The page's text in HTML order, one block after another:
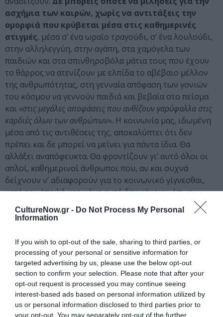
CultureNow.gr - Do Not Process My Personal
Information
If you wish to opt-out of the sale, sharing to third parties, or
processing of your personal or sensitive information for
targeted advertising by us, please use the below opt-out
section to confirm your selection. Please note that after your
opt-out request is processed you may continue seeing
interest-based ads based on personal information utilized by
us or personal information disclosed to third parties prior to
your opt-out. You may separately opt-out of the further
ασχήμια των καιρών, χωρίς να αντιτάξεις την
ομορφιά που κρύβεται μέσα στις καθημερινές
στιγμές, μέσα σ’ ένα ωραίο τραγούδι, σ’ ένα λουλούδι,
στην αλληλεγγύη, στην αγάπη, στα χαμόγελα των
παιδιών και στα σπινθηροβόλα μάτια τους που έχουν
το θάρρος να ατενίζουν με ελπίδα το αβέβαιο μέλλον
της ανθρωπότητας, στη γενναία απόφαση των γονιών
του κόσμου να γεννούν παιδιά και βεβαία στο πείσμα
και «στις μεγάλες αποφάσεις που ανθίζουν γαρύφαλλα στις
καρδιές όλων των ανθρώπων». Η κοινωνία μας, ιδωμένη
μέσα από τις αντιθέσεις της, αποκαλύπτει ότι δεν
πρέπει και δε μπορεί να μείνει για πάντα ίδια. Θα
αλλάξει αναπόφευκτα. Θα φροντίζουν γι’ αυτό όλοι οι
απλοί, καθημερινοί άνθρωποι που, αν και συχνά
δείχνουν ν’ αδιαφορούν για το κοινωνικό γίγνεσθαι,
κατά την άποψή μας μόνο αυτό δεν κάνουν, όπως
απόδειξαν και οι τελευταίες μέρες.
προς το περιεχόμενό του τουλάχιστον, υπάρχει
στο μυαλό του κάθε παιδιού . Εμείς απλά
παροτρύνουμε τους μικρούς μας θεατές, κόντρα στο
ρεύμα των καιρών, να το φυλάξουν στην καρδιά τους
ως τον πολυτιμότερο στόχο της ζωής τους που αργά ή
γρήγορα θα βρει το δρόμο του, και τους μεγάλους να το